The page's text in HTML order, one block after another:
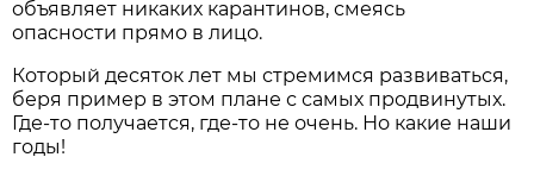
объявляет никаких карантинов, смеясь
опасности прямо в лицо.
Который десяток лет мы стремимся развиваться,
беря пример в этом плане с самых продвинутых.
Где-то получается, где-то не очень. Но какие наши
годы!